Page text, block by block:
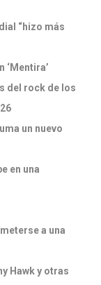
“hizo más
‘Mentira’
del rock de los
un nuevo
en una
a una
Hawk y otras